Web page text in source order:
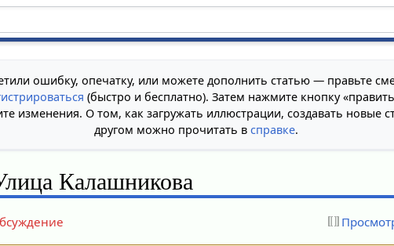
ошибку, опечатку, или можете дополнить статью — правьте
(быстро и бесплатно). Затем нажмите кнопку
изменения. О том, как загружать иллюстрации, создавать новые
другом можно прочитать в справке.
Калашникова